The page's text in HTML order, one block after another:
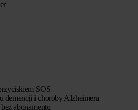
SOS
demencji i choroby Alzheimera
abonamentu